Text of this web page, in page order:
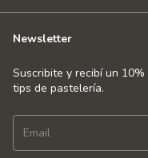
Newsletter
Suscribite y recibí un
tips de pastelería.